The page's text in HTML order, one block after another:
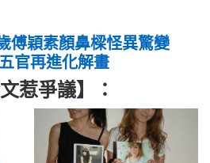
傅穎素顏鼻樑怪異驚變
官再進化解畫
惹爭議】：